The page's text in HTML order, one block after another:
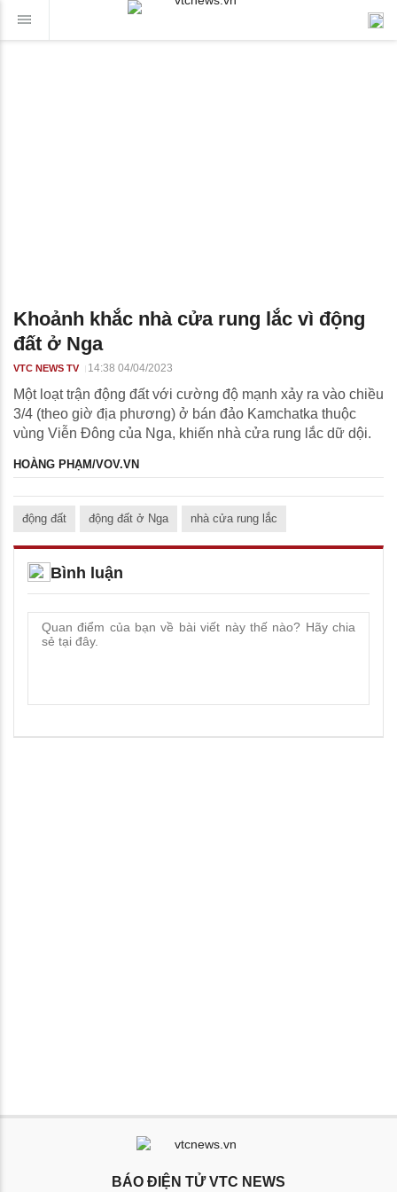
Khoảnh khắc nhà cửa rung lắc vì động
đất ở Nga
VTC NEWS TV 14:38 04/04/2023
Một loạt trận động đất với cường độ mạnh xảy ra vào chiều
3/4 (theo giờ địa phương) ở bán đảo Kamchatka thuộc
vùng Viễn Đông của Nga, khiến nhà cửa rung lắc dữ dội.
HOÀNG PHẠM/VOV.VN
động đất động đất ở Nga nhà cửa rung lắc
Bình luận
BÁO ĐIỆN TỬ VTC NEWS